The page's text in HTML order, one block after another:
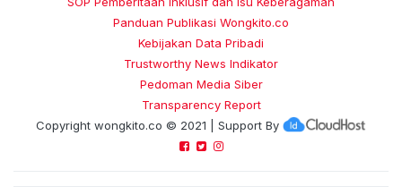
Panduan Publikasi Wongkito.co
Kebijakan Data Pribadi
Trustworthy News Indikator
Pedoman Media Siber
Transparency Report
Copyright wongkito.co © 2021 | Support By